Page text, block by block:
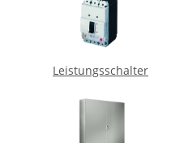
Leistungsschalter